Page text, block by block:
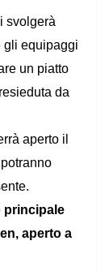
svolgerà
gli equipaggi
un piatto
da
aperto il
principale
aperto a